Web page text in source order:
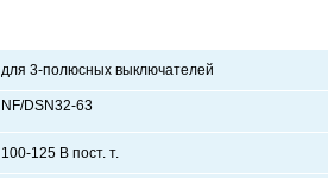
для 3-полюсных выключателей
NF/DSN32-63
100-125 В пост. т.